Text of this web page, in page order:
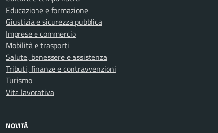
Educazione e formazione
Giustizia e sicurezza pubblica
Imprese e commercio
Mobilità e trasporti
Salute, benessere e assistenza
Tributi, finanze e contravvenzioni
Turismo
Vita lavorativa
NOVITÀ